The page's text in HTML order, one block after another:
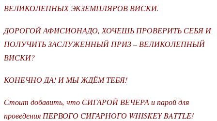
ВЕЛИКОЛЕПНЫХ ЭКЗЕМПЛЯРОВ ВИСКИ.
ДОРОГОЙ АФИСИОНАДО, ХОЧЕШЬ ПРОВЕРИТЬ СЕБЯ И
ПОЛУЧИТЬ ЗАСЛУЖЕННЫЙ ПРИЗ – ВЕЛИКОЛЕПНЫЙ
ВИСКИ?
КОНЕЧНО ДА! И МЫ ЖДЁМ ТЕБЯ!
Стоит добавить, что СИГАРОЙ ВЕЧЕРА и парой для
проведения ПЕРВОГО СИГАРНОГО WHISKEY BATTLE!